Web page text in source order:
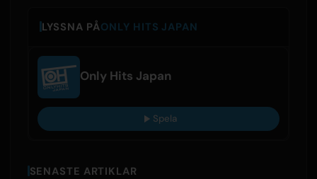
LYSSNA PÅONLY HITS JAPAN
Only Hits Japan
Spela
SENASTE ARTIKLAR